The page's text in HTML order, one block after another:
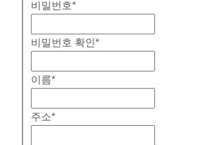
비밀번호*
비밀번호 확인*
이름*
주소*